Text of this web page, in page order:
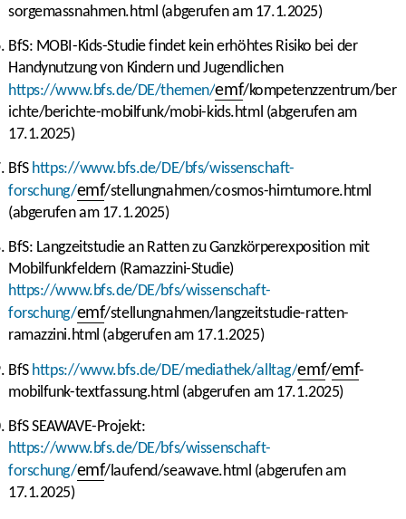
sorgemassnahmen.html (abgerufen am 17.1.2025)
BfS: MOBI-Kids-Studie findet kein erhöhtes Risiko bei der
Handynutzung von Kindern und Jugendlichen
https://www.bfs.de/DE/themen/emf/kompetenzzentrum/ber
ichte/berichte-mobilfunk/mobi-kids.html (abgerufen am
17.1.2025)
BfS https://www.bfs.de/DE/bfs/wissenschaft-
forschung/emf/stellungnahmen/cosmos-hirntumore.html
(abgerufen am 17.1.2025)
BfS: Langzeitstudie an Ratten zu Ganzkörperexposition mit
Mobilfunkfeldern (Ramazzini-Studie)
https://www.bfs.de/DE/bfs/wissenschaft-
forschung/emf/stellungnahmen/langzeitstudie-ratten-
ramazzini.html (abgerufen am 17.1.2025)
BfS https://www.bfs.de/DE/mediathek/alltag/emf/emf-
mobilfunk-textfassung.html (abgerufen am 17.1.2025)
BfS SEAWAVE-Projekt:
https://www.bfs.de/DE/bfs/wissenschaft-
forschung/emf/laufend/seawave.html (abgerufen am
17.1.2025)